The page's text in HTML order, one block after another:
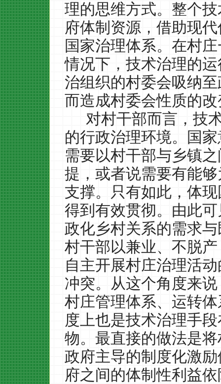
理的思维方式。整个
府体制资源，借助现
国家治理体系。在村
情况下，技术治理的
治组织的村委会吸纳
而造成村委会性质的
对村干部而言，技
的行政治理环境。国
需要以村干部与乡镇
提，或者说需要有能
支撑。只有如此，体
得到有效贯彻。由此
政化乡村关系的需求
村干部以兼业、不脱
自主开展村庄治理活
冲突。从这个角度来
村庄管理体系、运转
度上也是技术治理手
物。最直接的做法是
政府主导的制度化激
府之间的体制性利益